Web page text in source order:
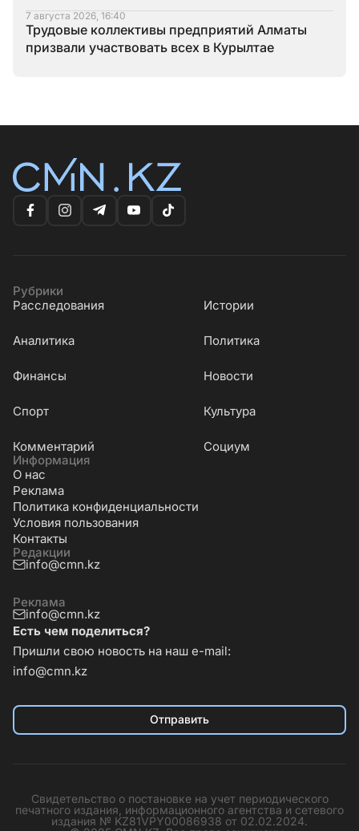
7 августа 2026, 16:40
Трудовые коллективы предприятий Алматы
призвали участвовать всех в Курылтае
Рубрики
Расследования
Истории
Аналитика Политика
Финансы Новости
Cпорт Культура
Комментарий
Социум
Информация
О нас
Реклама
Политика конфиденциальности
Условия пользования
Контакты
Редакции
info@cmn.kz
Реклама
info@cmn.kz
Есть чем поделиться?
Пришли свою новость на наш e-mail:
info@cmn.kz
Отправить
Свидетельство о постановке на учет периодического
печатного издания, информационного агентства и сетевого
издания № KZ81VPY00086938 от 02.02.2024.